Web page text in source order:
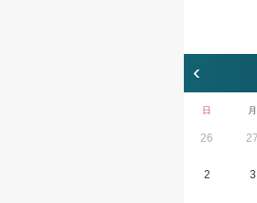
‹
日 月
26 27
2 3